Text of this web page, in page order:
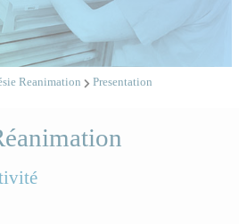
Reanimation Presentation